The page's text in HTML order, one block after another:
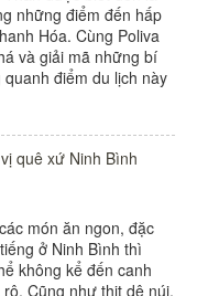
những điểm đến hấp
Hóa. Cùng Poliva
và giải mã những bí
quanh điểm du lịch này
quê xứ Ninh Bình
món ăn ngon, đặc
ở Ninh Bình thì
không kể đến canh
Cũng như thịt dê núi,